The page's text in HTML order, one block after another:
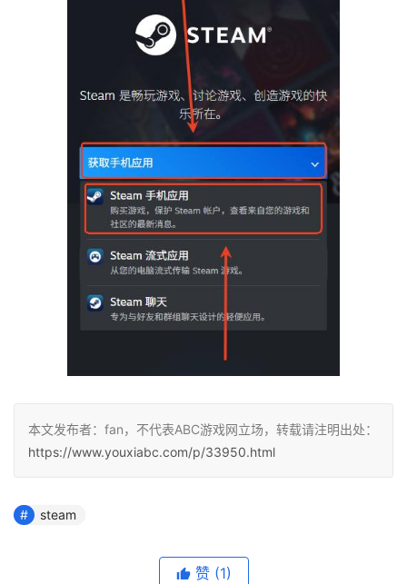
本文发布者：fan，不代表ABC游戏网立场，转载请注明出处：
https://www.youxiabc.com/p/33950.html
steam
赞 (1)